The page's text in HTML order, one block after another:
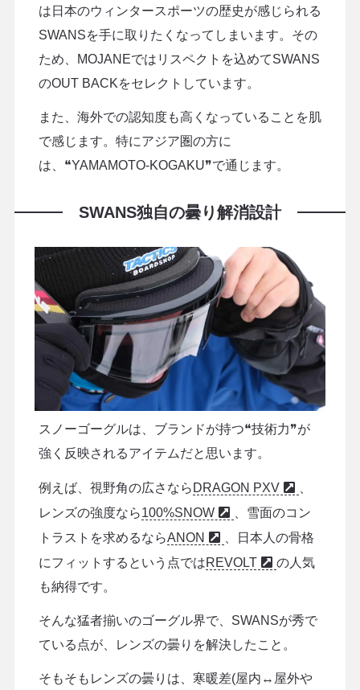
は日本のウィンタースポーツの歴史が感じられる
SWANSを手に取りたくなってしまいます。その
ため、MOJANEではリスペクトを込めてSWANS
のOUT BACKをセレクトしています。
また、海外での認知度も高くなっていることを肌
で感じます。特にアジア圏の方に
は、❝YAMAMOTO-KOGAKU❞で通じます。
SWANS独自の曇り解消設計
スノーゴーグルは、ブランドが持つ❝技術力❞が
強く反映されるアイテムだと思います。
例えば、視野角の広さなら DRAGON PXV
レンズの強度なら100%SNOW
、雪面のコン
トラストを求めるならANON
、日本人の骨格
にフィットするという点ではREVOLT
の人気
も納得です。
そんな猛者揃いのゴーグル界で、SWANSが秀で
ている点が、レンズの曇りを解決したこと。
そもそもレンズの曇りは、寒暖差(屋内↔屋外や